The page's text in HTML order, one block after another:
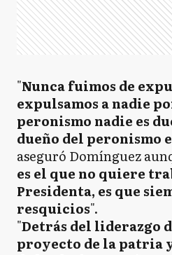
"Nunca fuimos de
expulsamos a nadie
peronismo nadie es
dueño del peronismo
aseguró Domínguez
es el que no quiere
Presidenta, es que
resquicios".
"Detrás del liderazgo
proyecto de la patria